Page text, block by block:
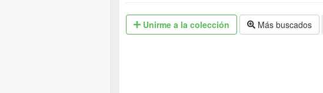
Unirme a la colección Más buscados